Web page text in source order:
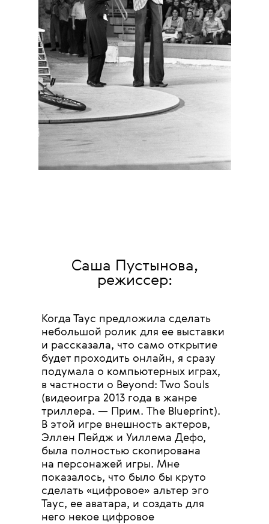
Саша Пустынова,
режиссер:
Когда Таус предложила сделать
небольшой ролик для ее выставки
и рассказала, что само открытие
будет проходить онлайн, я сразу
подумала о компьютерных играх,
в частности о Beyond: Two Souls
(видеоигра 2013 года в жанре
триллера. — Прим. The Blueprint).
В этой игре внешность актеров,
Эллен Пейдж и Уиллема Дефо,
была полностью скопирована
на персонажей игры. Мне
показалось, что было бы круто
сделать «цифровое» альтер эго
Таус, ее аватара, и создать для
него некое цифровое